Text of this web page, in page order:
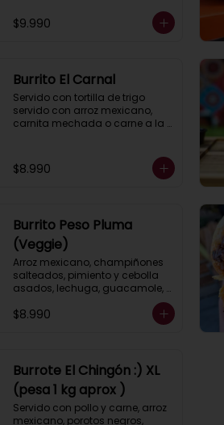
acida)
$9.990
Burrito El Carnal
Servido con tortilla de trigo
servido con arroz mexicano,
carnita mechada o carne a la
lechuga, guacamole, salsa
ranch (crema ácida).
$8.990
Burrito Peso Pluma
(Veggie)
Arroz mexicano, champiñones
salteados, pimiento y cebolla
asados, lechuga, guacamole,
(crema ácida).
$8.990
Burrote El Chingón :) XL
(pesa 1 kg aprox )
Servido con pollo y carne, arroz
mexicano, porotos negros,